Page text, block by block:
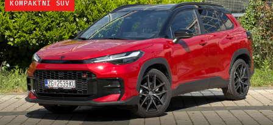
KOMPAKTNI SUV